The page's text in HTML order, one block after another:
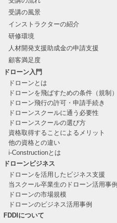
受講の風景
インストラクターの紹介
研修環境
人材開発支援助成金の申請支援
顧客満足度
ドローン入門
ドローンとは
ドローンを飛ばすための条件（規制）
ドローン飛行の許可・申請手続き
ドローンスクールに通う必要性
ドローンスクールの選び方
資格取得することによるメリット
他の資格との違い
i-Constructionとは
ドローンビジネス
ドローンを活用したビジネス支援
当スクール卒業生のドローン活用事例
ドローンの市場規模
ドローンのビジネス活用事例
FDDIについて